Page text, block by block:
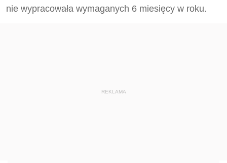
nie wypracowała wymaganych 6 miesięcy w roku.
REKLAMA